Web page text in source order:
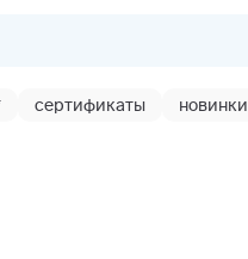
сертификаты новинки